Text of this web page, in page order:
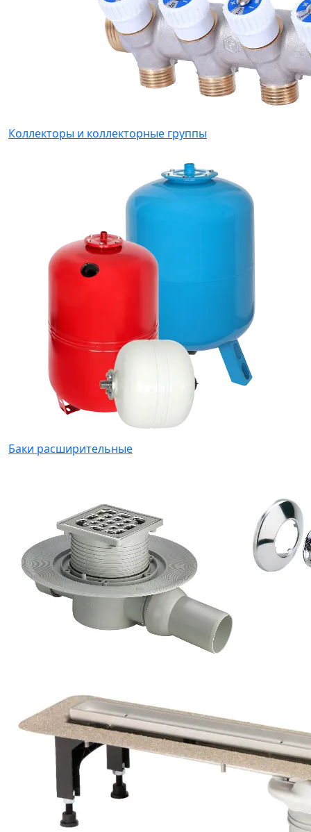
Коллекторы и коллекторные группы
Баки расширительные